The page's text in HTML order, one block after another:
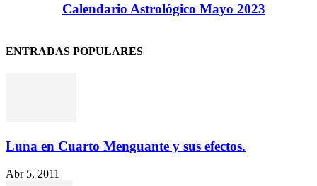
Calendario Astrológico Mayo 2023
ENTRADAS POPULARES
Luna en Cuarto Menguante y sus efectos.
Abr 5, 2011